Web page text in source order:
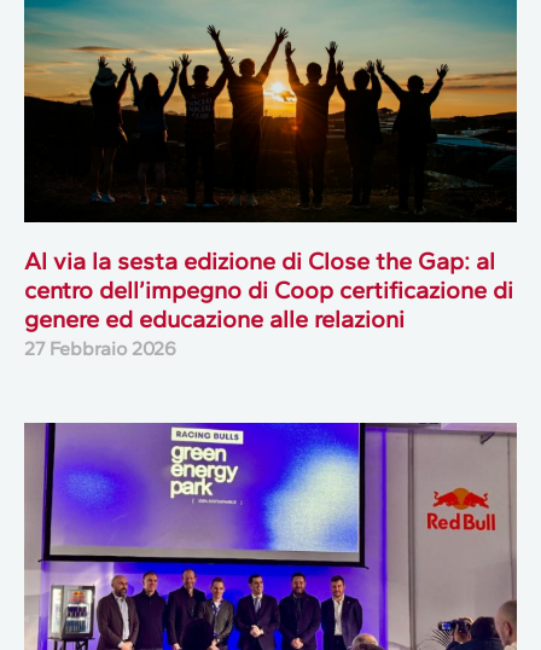
Al via la sesta edizione di Close the Gap: al
centro dell’impegno di Coop certificazione di
genere ed educazione alle relazioni
27 Febbraio 2026